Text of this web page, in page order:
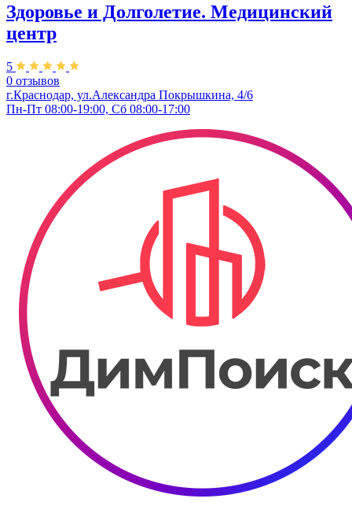
Здоровье и Долголетие. ​Медицинский
центр
5
0 отзывов
г.Краснодар, ул.Александра Покрышкина, 4/6
Пн-Пт 08:00-19:00, Сб 08:00-17:00